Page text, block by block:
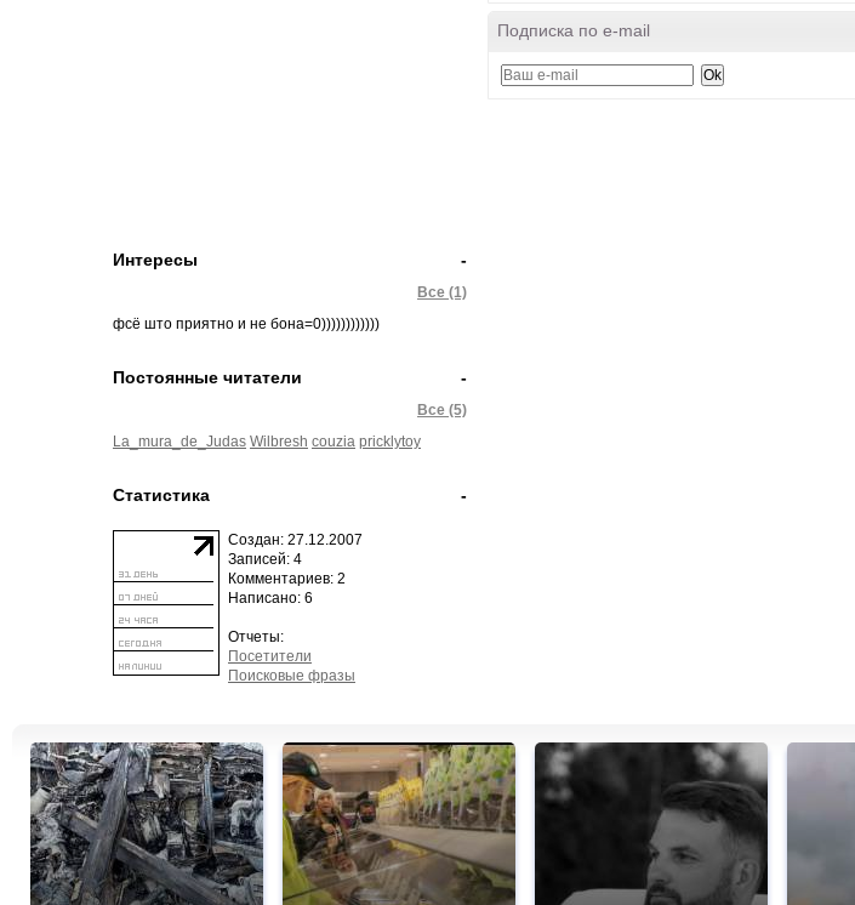
-
Интересы
Все (1)
фсё што приятно и не бона=0))))))))))))
-
Постоянные читатели
Все (5)
La_mura_de_Judas Wilbresh couzia pricklytoy
-
Статистика
Создан: 27.12.2007
Записей: 4
Комментариев: 2
Написано: 6
Отчеты:
Посетители
Поисковые фразы
Подписка по e-mail